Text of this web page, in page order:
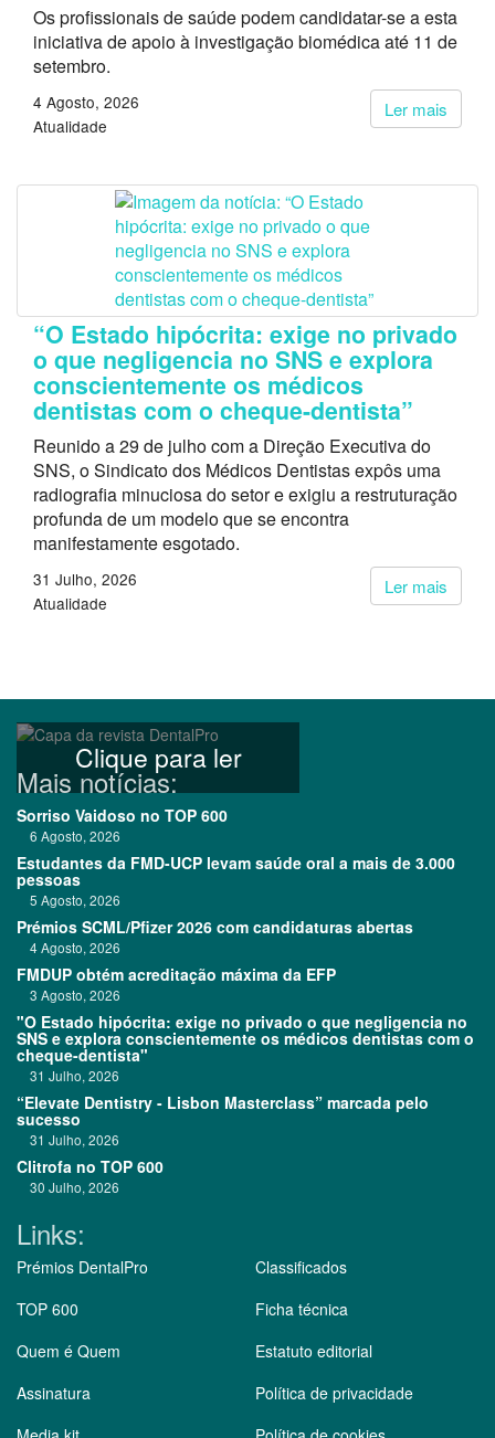
Os profissionais de saúde podem candidatar-se a esta
iniciativa de apoio à investigação biomédica até 11 de
setembro.
Ler mais
4 Agosto, 2026
Atualidade
“O Estado hipócrita: exige no privado
o que negligencia no SNS e explora
conscientemente os médicos
dentistas com o cheque-dentista”
Reunido a 29 de julho com a Direção Executiva do
SNS, o Sindicato dos Médicos Dentistas expôs uma
radiografia minuciosa do setor e exigiu a restruturação
profunda de um modelo que se encontra
manifestamente esgotado.
Ler mais
31 Julho, 2026
Atualidade
Clique para ler
Mais notícias:
Sorriso Vaidoso no TOP 600
6 Agosto, 2026
Estudantes da FMD-UCP levam saúde oral a mais de 3.000
pessoas
5 Agosto, 2026
Prémios SCML/Pfizer 2026 com candidaturas abertas
4 Agosto, 2026
FMDUP obtém acreditação máxima da EFP
3 Agosto, 2026
"O Estado hipócrita: exige no privado o que negligencia no
SNS e explora conscientemente os médicos dentistas com o
cheque-dentista"
31 Julho, 2026
“Elevate Dentistry - Lisbon Masterclass” marcada pelo
sucesso
31 Julho, 2026
Clitrofa no TOP 600
30 Julho, 2026
Links:
Prémios DentalPro
TOP 600
Quem é Quem
Assinatura
Classificados
Ficha técnica
Estatuto editorial
Política de privacidade